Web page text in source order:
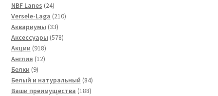
NBF Lanes 2424
товара
Versele-Laga 210210
Аквариумы 3333
товара
Аксессуары 578578
Акции 918918
товаров
Англия 1212
Белки 99
товаров
Белый и натуральный 8484
товара
Ваши преимущества 188188